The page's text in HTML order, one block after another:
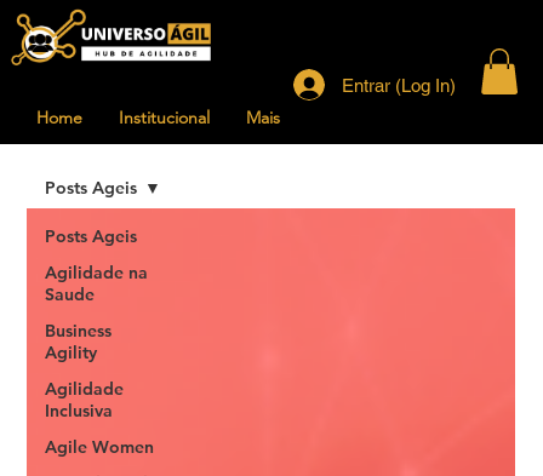
Home Institucional Mais
Entrar (Log In)
Posts Ageis
Agilidade na
Saude
Business
Agility
Agilidade
Inclusiva
Agile Women
Posts Ageis